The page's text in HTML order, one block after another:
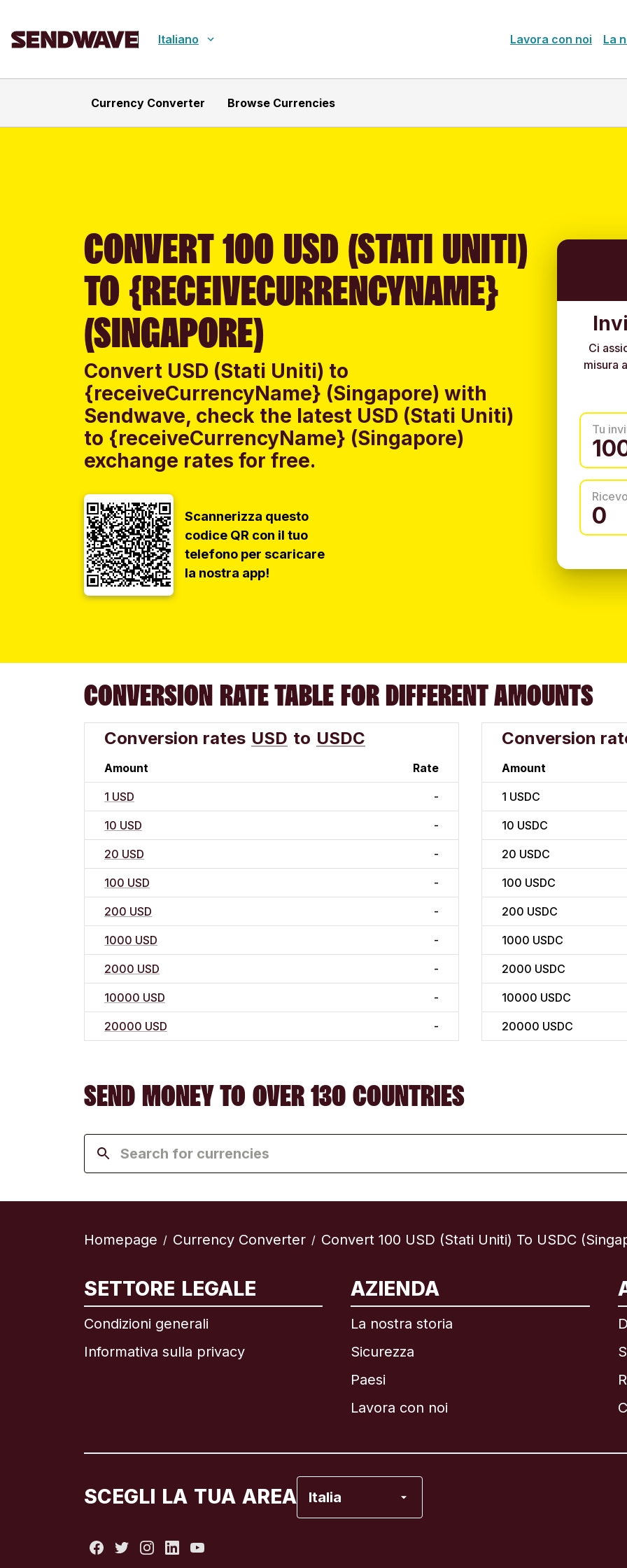
Italiano Lavora con noi La
Currency Converter Browse Currencies
CONVERT 100 USD (STATI UNITI)
TO {RECEIVECURRENCYNAME}
(SINGAPORE)
Convert USD (Stati Uniti) to
{receiveCurrencyName} (Singapore) with
Sendwave, check the latest USD (Stati Uniti)
to {receiveCurrencyName} (Singapore)
exchange rates for free.
Scannerizza questo
codice QR con il tuo
telefono per scaricare
la nostra app!
Ci
misura
Tu
CONVERSION RATE TABLE FOR DIFFERENT AMOUNTS
Conversion rates USD to USDC
Amount Rate
1 USD -
10 USD -
20 USD -
100 USD -
200 USD -
1000 USD -
2000 USD -
10000 USD -
20000 USD -
Conversion
Amount
1 USDC
10 USDC
20 USDC
100 USDC
200 USDC
1000 USDC
2000 USDC
10000 USDC
20000 USDC
SEND MONEY TO OVER 130 COUNTRIES
Homepage / Currency Converter / Convert 100 USD (Stati Uniti) To USDC
SETTORE LEGALE
Condizioni generali
Informativa sulla privacy
AZIENDA
La nostra storia
Sicurezza
Paesi
Lavora con noi
SCEGLI LA TUA AREA Italia